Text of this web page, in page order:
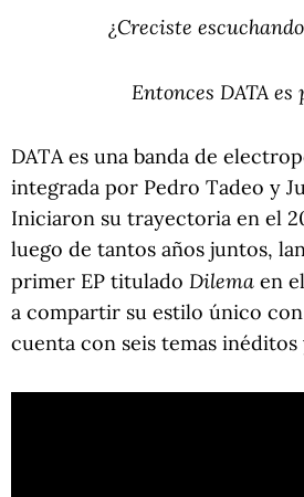
¿Creciste
Entonces DATA es
DATA es una banda de
integrada por Pedro Tadeo y
Iniciaron su trayectoria en el
luego de tantos años juntos,
primer EP titulado Dilema en
a compartir su estilo único
cuenta con seis temas